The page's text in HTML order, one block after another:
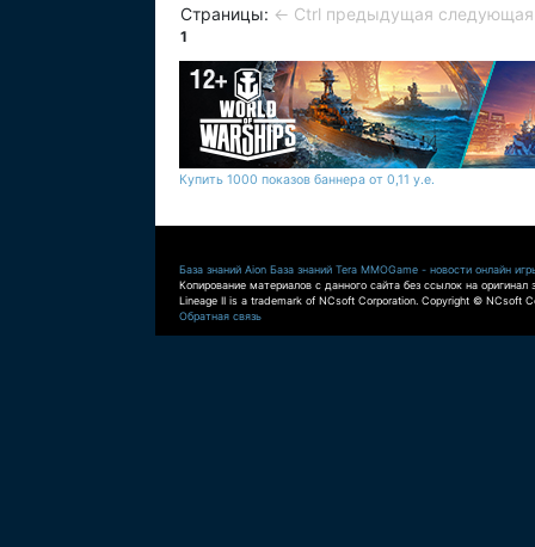
Страницы: ← Ctrl предыдущая
1
Купить 1000 показов баннера от 0,11 у.е.
База знаний Aion База знаний Tera MMOGame - новости онлайн
Копирование материалов с данного сайта без ссылок на оригинал
Lineage II is a trademark of NCsoft Corporation. Copyright © NCsoft
Обратная связь